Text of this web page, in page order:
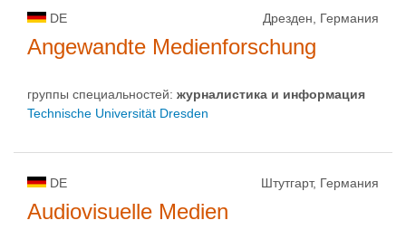
DE Дрезден, Германия
Angewandte Medienforschung
группы специальностей: журналистика и информация
Technische Universität Dresden
DE Штутгарт, Германия
Audiovisuelle Medien